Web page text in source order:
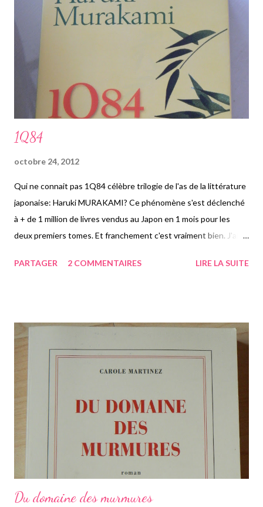
différente. Il y a tellement de personnages, que ce serait un peu
dur de tous les énumérer mais je peux essayer sans vous
embrouiller l'esprit. Tout d'abord il y a Howard Mollison, qui siège
déjà au conseil de la ville. Cet homme de 64 ans au début du
roman tient une épicerie. S femme es...
1Q84
octobre 24, 2012
Qui ne connait pas 1Q84 célèbre trilogie de l'as de la littérature
japonaise: Haruki MURAKAMI? Ce phénomène s'est déclenché
à + de 1 million de livres vendus au Japon en 1 mois pour les
deux premiers tomes. Et franchement c'est vraiment bien. J'ai lu
avec une histoire bateau et nunuche à la Fifty Shades of Grey,
chargée de tuer les gens qu'on lui dit de tuer. Qui sont des
charges pour la société. Qui ont commis des atrocités. Lui, est
un mathématicien brillant et il est donc devenu prof de maths à
la fac. A ses heures perdues, Tengo est écrivain. Ces deux
trentenaires de Tokyo vivent leur vie et un jour Aomamé va se
retrouver dans un monde parallèle au sien, qu'elle va nommer
1Q84. Q comme question, comme questi...
PARTAGER 2 COMMENTAIRES LIRE LA SUITE
Du domaine des murmures